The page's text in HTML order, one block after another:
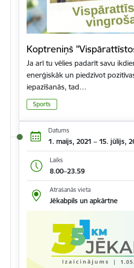
Koptreniņš
Ja arī tu vēlies padarīt savu
enerģiskāk un piedzīvot
iepazīšanās, tad…
Sports
Datums
1. maijs, 2021 – 15. jūlijs,
Laiks
8.00–23.59
Atrašanās vieta
Jēkabpils un apkārtne